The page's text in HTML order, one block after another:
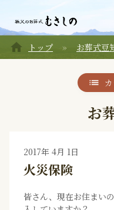
home トップ お葬式豆
お
2017年 4月 1日
火災保険
皆さん、現在お住まい